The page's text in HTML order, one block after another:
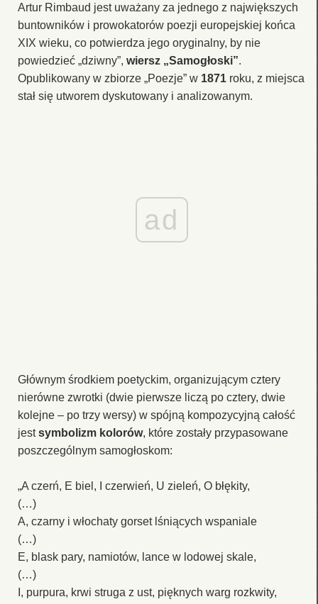
Artur Rimbaud jest uważany za jednego z największych
buntowników i prowokatorów poezji europejskiej końca
XIX wieku, co potwierdza jego oryginalny, by nie
powiedzieć „dziwny”, wiersz „Samogłoski”.
Opublikowany w zbiorze „Poezje” w 1871 roku, z miejsca
stał się utworem dyskutowany i analizowanym.
ad
Głównym środkiem poetyckim, organizującym cztery
nierówne zwrotki (dwie pierwsze liczą po cztery, dwie
kolejne – po trzy wersy) w spójną kompozycyjną całość
jestsymbolizm kolorów, które zostały przypasowane
poszczególnym samogłoskom:
„A czerń, E biel, I czerwień, U zieleń, O błękity,
(…)
A, czarny i włochaty gorset lśniących wspaniale
(…)
E, blask pary, namiotów, lance w lodowej skale,
(…)
I, purpura, krwi struga z ust, pięknych warg rozkwity,